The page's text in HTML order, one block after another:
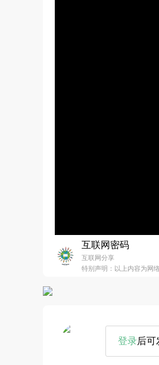
互联网密码
互联网分享
特别声明：以上内容为网
登录后可